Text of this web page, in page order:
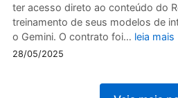
ter acesso direto ao conteúdo do
treinamento de seus modelos de
o Gemini. O contrato foi… leia mais
28/05/2025